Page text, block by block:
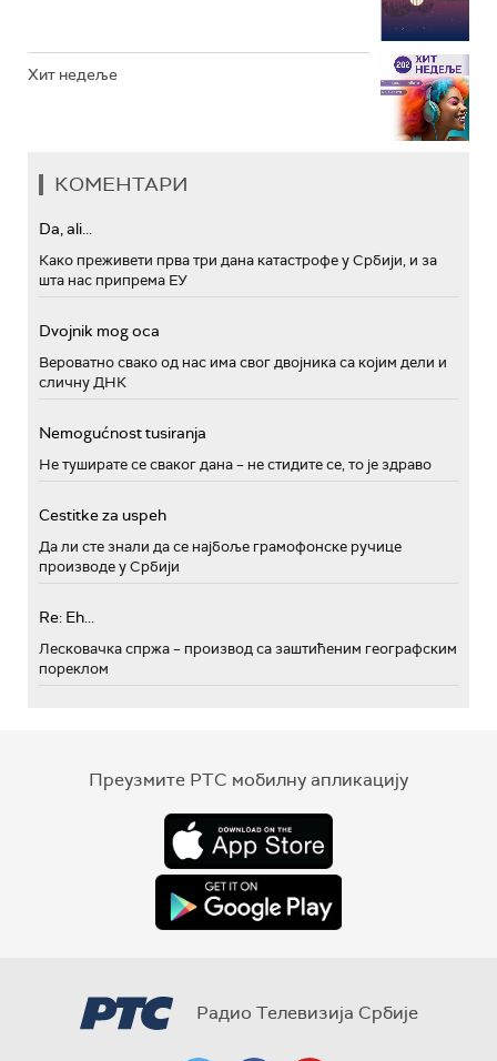
Хит недеље
КОМЕНТАРИ
Da, ali...
Како преживети прва три дана катастрофе у Србији, и за
шта нас припрема ЕУ
Dvojnik mog oca
Вероватно свако од нас има свог двојника са којим дели и
сличну ДНК
Nemogućnost tusiranja
Не туширате се сваког дана – не стидите се, то је здраво
Cestitke za uspeh
Да ли сте знали да се најбоље грамофонске ручице
производе у Србији
Re: Eh...
Лесковачка спржа – производ са заштићеним географским
пореклом
Преузмите РТС мобилну апликацију
Радио Телевизија Србије